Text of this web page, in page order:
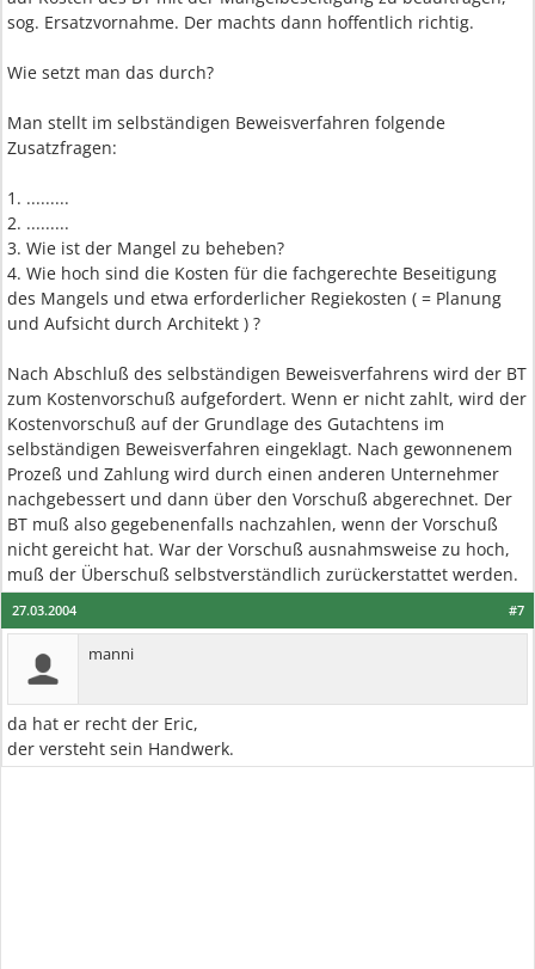
sog. Ersatzvornahme. Der machts dann hoffentlich richtig.
Wie setzt man das durch?
Man stellt im selbständigen Beweisverfahren folgende
Zusatzfragen:
1. .........
2. .........
3. Wie ist der Mangel zu beheben?
4. Wie hoch sind die Kosten für die fachgerechte Beseitigung
des Mangels und etwa erforderlicher Regiekosten ( = Planung
und Aufsicht durch Architekt ) ?
Nach Abschluß des selbständigen Beweisverfahrens wird der BT
zum Kostenvorschuß aufgefordert. Wenn er nicht zahlt, wird der
Kostenvorschuß auf der Grundlage des Gutachtens im
selbständigen Beweisverfahren eingeklagt. Nach gewonnenem
Prozeß und Zahlung wird durch einen anderen Unternehmer
nachgebessert und dann über den Vorschuß abgerechnet. Der
BT muß also gegebenenfalls nachzahlen, wenn der Vorschuß
nicht gereicht hat. War der Vorschuß ausnahmsweise zu hoch,
muß der Überschuß selbstverständlich zurückerstattet werden.
#7
27.03.2004
manni
da hat er recht der Eric,
der versteht sein Handwerk.